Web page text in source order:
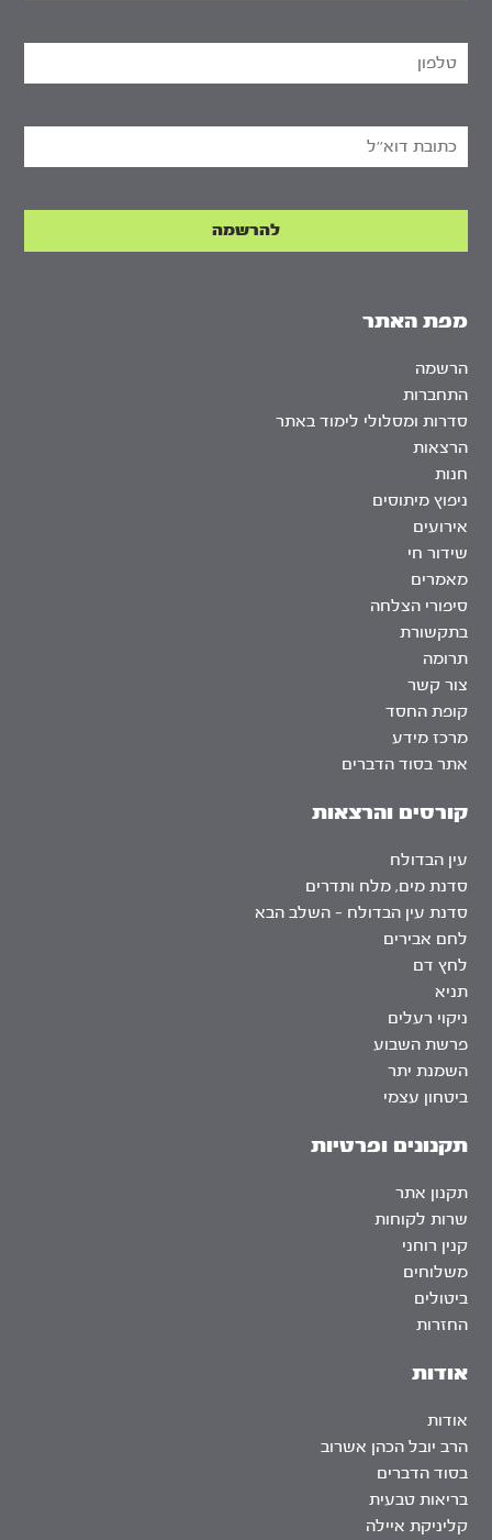
אודות
אודות
הרב יובל הכהן אשרוב
בסוד הדברים
בריאות טבעית
קליניקת איילה
מפת האתר
הרשמה
התחברות
סדרות ומסלולי לימוד באתר
הרצאות
חנות
ניפוץ מיתוסים
אירועים
שידור חי
מאמרים
סיפורי הצלחה
בתקשורת
תרומה
צור קשר
קופת החסד
מרכז מידע
אתר בסוד הדברים
קורסים והרצאות
עין הבדולח
סדנת מים, מלח ותדרים
סדנת עין הבדולח – השלב הבא
לחם אבירים
לחץ דם
תניא
ניקוי רעלים
פרשת השבוע
השמנת יתר
ביטחון עצמי
תקנונים ופרטיות
תקנון אתר
שרות לקוחות
קנין רוחני
משלוחים
ביטולים
החזרות